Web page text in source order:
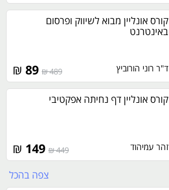
קורס אונליין מבוא לשיווק ופרסום
באינטרנט
ד"ר רוני הורוביץ 489 ₪
₪
קורס אונליין דף נחיתה אפקטיבי
זהר עמיהוד 449 ₪
₪
צפה בהכל